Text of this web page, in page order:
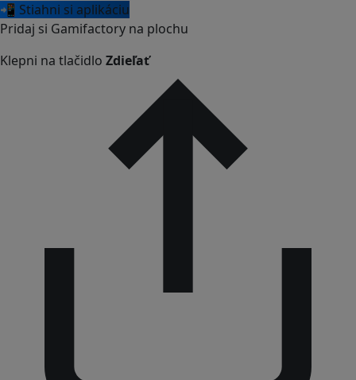
📲 Stiahni si aplikáciu
Pridaj si Gamifactory na plochu
Klepni na tlačidlo Zdieľať